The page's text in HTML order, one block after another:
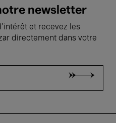
newsletter
et recevez les
directement dans votre